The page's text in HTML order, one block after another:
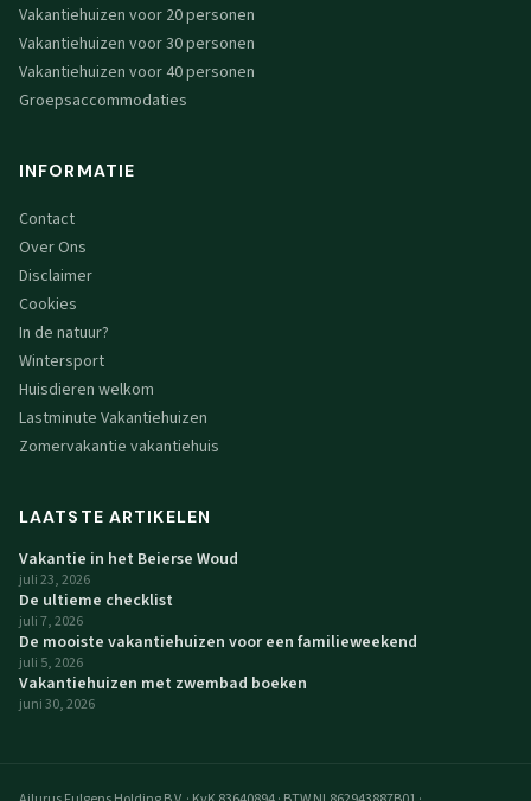
Vakantiehuizen voor 20 personen
Vakantiehuizen voor 30 personen
Vakantiehuizen voor 40 personen
Groepsaccommodaties
INFORMATIE
Contact
Over Ons
Disclaimer
Cookies
In de natuur?
Wintersport
Huisdieren welkom
Lastminute Vakantiehuizen
Zomervakantie vakantiehuis
LAATSTE ARTIKELEN
Vakantie in het Beierse Woud
juli 23, 2026
De ultieme checklist
juli 7, 2026
De mooiste vakantiehuizen voor een familieweekend
juli 5, 2026
Vakantiehuizen met zwembad boeken
juni 30, 2026